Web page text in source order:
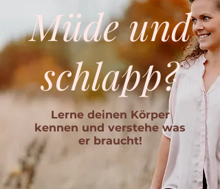
Müde und
schlapp?
Lerne deinen Körper
kennen und verstehe was
er braucht!